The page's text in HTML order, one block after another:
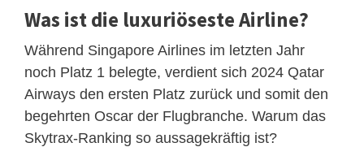
Was ist die luxuriöseste Airline?
Während Singapore Airlines im letzten Jahr
noch Platz 1 belegte, verdient sich 2024 Qatar
Airways den ersten Platz zurück und somit den
begehrten Oscar der Flugbranche. Warum das
Skytrax-Ranking so aussagekräftig ist?